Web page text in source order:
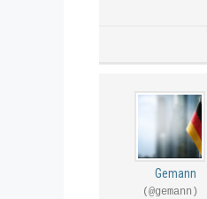
Gemann
(@gemann)